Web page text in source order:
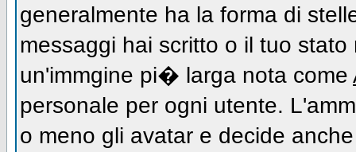
generalmente ha la forma di
messaggi hai scritto o il tuo
un'immgine pi� larga nota come
personale per ogni utente.
o meno gli avatar e decide